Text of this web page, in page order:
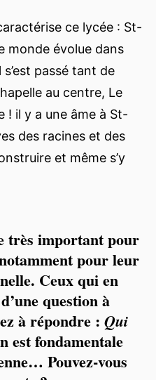
ce lycée : St-
monde évolue dans
passé tant de
au centre, Le
! il y a une âme à St-
des racines et des
et même s’y
très important pour
pour leur
Ceux qui en
question à
à répondre : Qui
est fondamentale
Pouvez-vous